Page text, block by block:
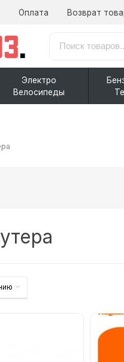
Оплата Возврат
Электро
Велосипеды